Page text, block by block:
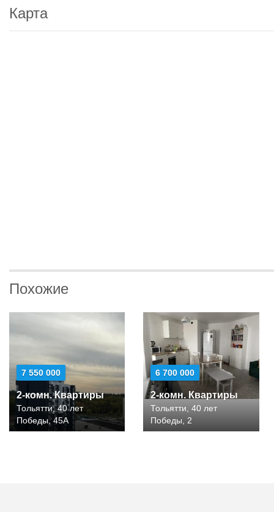
Карта
Похожие
7 550 000
2-комн. Квартиры
Тольятти, 40 лет
Победы, 45А
6 700 000
2-комн. Квартиры
Тольятти, 40 лет
Победы, 2